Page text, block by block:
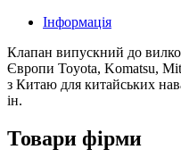
Інформація
Клапан випускний до
Європи Toyota, Komatsu,
з Китаю для китайських
ін.
Товари фірми